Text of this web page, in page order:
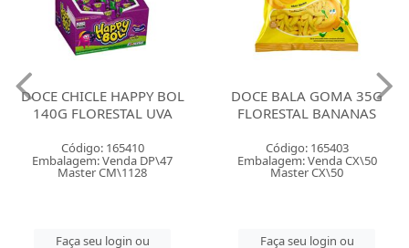
DOCE CHICLE HAPPY BOL
140G FLORESTAL UVA
Código: 165410
Embalagem: Venda DP\47
Master CM\1128
Faça seu login ou
DOCE BALA GOMA 35G
FLORESTAL BANANAS
Código: 165403
Embalagem: Venda CX\50
Master CX\50
Faça seu login ou